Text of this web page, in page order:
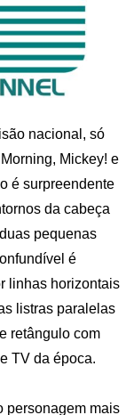
nacional, só
Mickey! e
é surpreendente
da cabeça
pequenas
é
linhas horizontais
listras paralelas
retângulo com
TV da época.
personagem mais